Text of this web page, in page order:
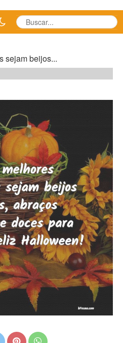
sejam beijos...